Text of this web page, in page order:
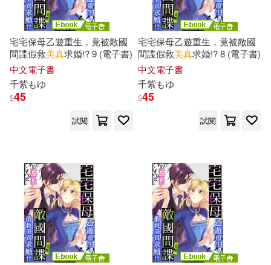
宅宅保母乙遊重生，竟被敵國
間諜假救美真求婚!? 9 (電子書)
中文電子書
千紫もゆ
$45
試閱
宅宅保母乙遊重生，竟被敵國
間諜假救美真求婚!? 8 (電子書)
中文電子書
千紫もゆ
$45
試閱